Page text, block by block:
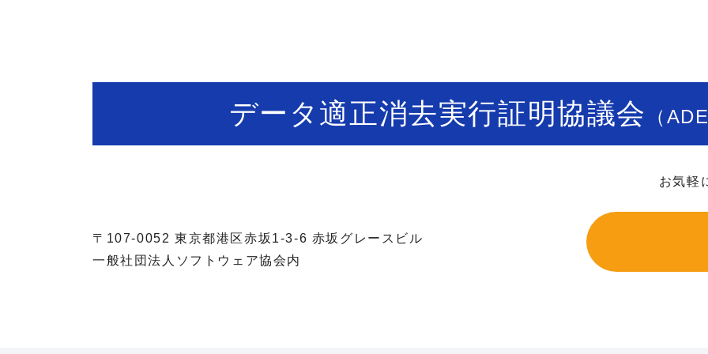
データ適正消去実行証明協議会 （
〒107-0052 東京都港区赤坂1-3-6 赤坂グレースビル
一般社団法人ソフトウェア協会内
お気軽